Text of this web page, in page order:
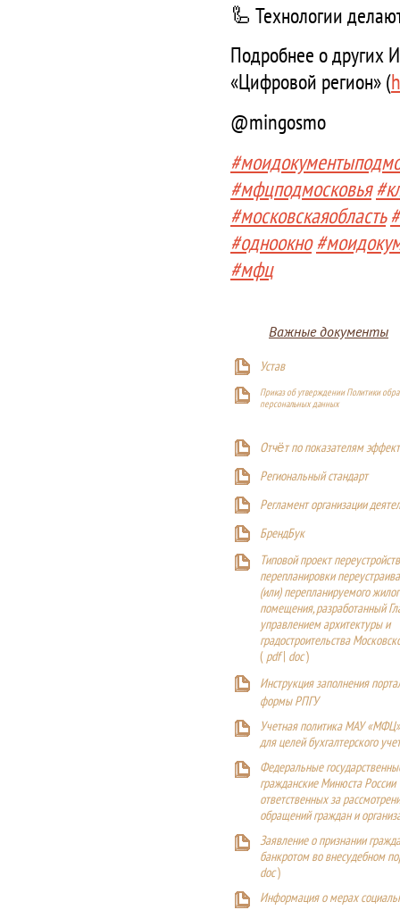
🦾 Технологии
Подробнее о других
«Цифровой регион» (
@mingosmo
#мфцподмосковья
#московскаяобласть
#одноокно
#мфц
Важные документы
Устав
Приказ об утверждении Политики
персональных данных
Отчёт по показателям
Региональный стандарт
Регламент организации
БрендБук
Типовой проект
перепланировки
(или) перепланируемого
помещения, разработанный
управлением архитектуры и
градостроительства
( pdf| doc)
Инструкция заполнения
формы РПГУ
Учетная политика МАУ
для целей бухгалтерского
Федеральные
гражданские Минюста России
ответственных за
обращений граждан и
Заявление о признании
банкротом во внесудебном
doc)
Информация о мерах